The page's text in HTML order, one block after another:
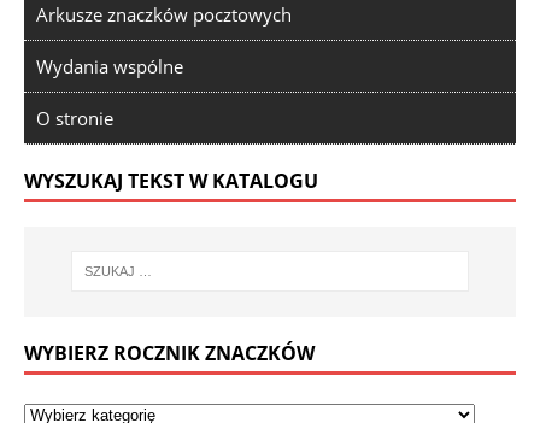
Arkusze znaczków pocztowych
Wydania wspólne
O stronie
WYSZUKAJ TEKST W KATALOGU
WYBIERZ ROCZNIK ZNACZKÓW